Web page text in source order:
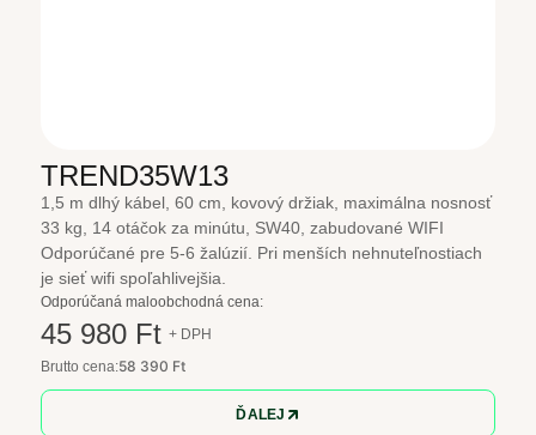
TREND35W13
1,5 m dlhý kábel, 60 cm, kovový držiak, maximálna nosnosť
33 kg, 14 otáčok za minútu, SW40, zabudované WIFI
Odporúčané pre 5-6 žalúzií. Pri menších nehnuteľnostiach
je sieť wifi spoľahlivejšia.
Odporúčaná maloobchodná cena:
45 980 Ft + DPH
Brutto cena:58 390 Ft
ĎALEJ